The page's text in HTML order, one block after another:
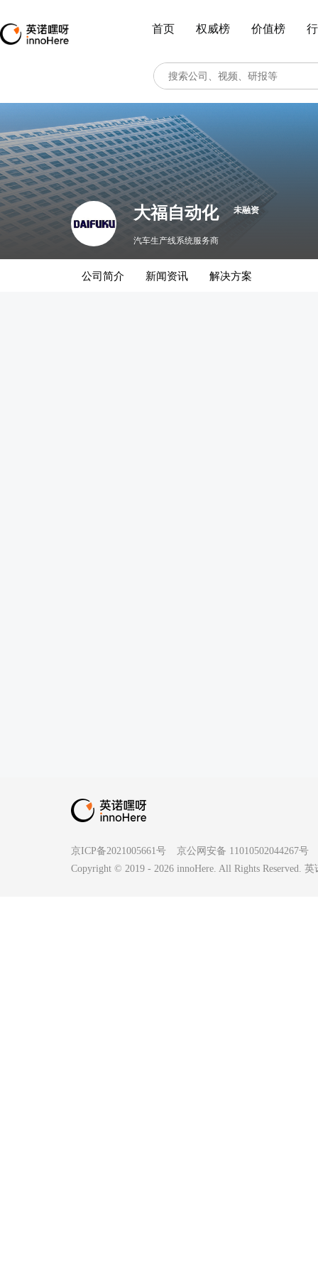
首页 权威榜 价值榜
大福自动化 未融资
汽车生产线系统服务商
公司简介 新闻资讯 解决方案
京ICP备2021005661号
京公网安备 11010502044267号
Copyright © 2019 - 2026 innoHere. All Rights Reserved.